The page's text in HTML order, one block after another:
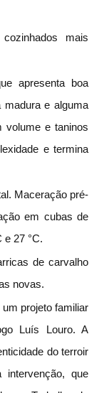
mais
apresenta boa
madura e alguma
volume e taninos
e termina
Maceração pré-
em cubas de
e 27 °C.
de carvalho
novas.
projeto familiar
Luís Louro. A
do terroir
que